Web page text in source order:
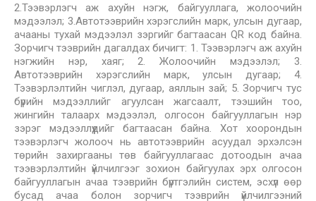
2.Тээвэрлэгч аж ахуйн нэгж, байгууллага, жолоочийн
мэдээлэл; 3.Автотээврийн хэрэгслийн марк, улсын дугаар,
ачааны тухай мэдээлэл зэргийг багтаасан QR код байна.
Зорчигч тээврийн дагалдах бичигт: 1. Тээвэрлэгч аж ахуйн
нэгжийн нэр, хаяг; 2. Жолоочийн мэдээлэл; 3.
Автотээврийн хэрэгслийн марк, улсын дугаар; 4.
Тээвэрлэлтийн чиглэл, дугаар, аяллын зай; 5. Зорчигч тус
бүрийн мэдээллийг агуулсан жагсаалт, тээшийн тоо,
жингийн талаарх мэдээлэл, олгосон байгууллагын нэр
зэрэг мэдээллүүдийг багтаасан байна. Хот хоорондын
тээвэрлэгч жолооч нь автотээврийн асуудал эрхэлсэн
төрийн захиргааны төв байгууллагаас дотоодын ачаа
тээвэрлэлтийн үйлчилгээг зохион байгуулах эрх олгосон
байгууллагын ачаа тээврийн бүртгэлийн систем, эсхүл өөр
бусад ачаа болон зорчигч тээврийн үйлчилгээний